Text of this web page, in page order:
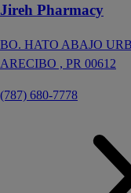
Jireh Pharmacy
BO. HATO ABAJO
ARECIBO , PR 00612
(787) 680-7778